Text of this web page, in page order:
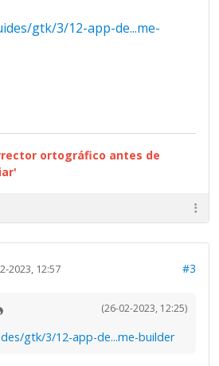
gtk/3/12-app-de...me-
ortográfico antes de
2023, 12:57 #3
(26-02-2023, 12:25)
gtk/3/12-app-de...me-builder